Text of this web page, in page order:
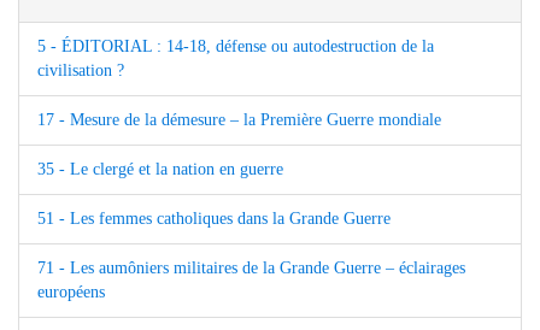
5 - ÉDITORIAL : 14-18, défense ou autodestruction de la
civilisation ?
17 - Mesure de la démesure – la Première Guerre mondiale
35 - Le clergé et la nation en guerre
51 - Les femmes catholiques dans la Grande Guerre
71 - Les aumôniers militaires de la Grande Guerre – éclairages
européens